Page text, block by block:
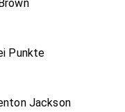
Punkte
Jackson